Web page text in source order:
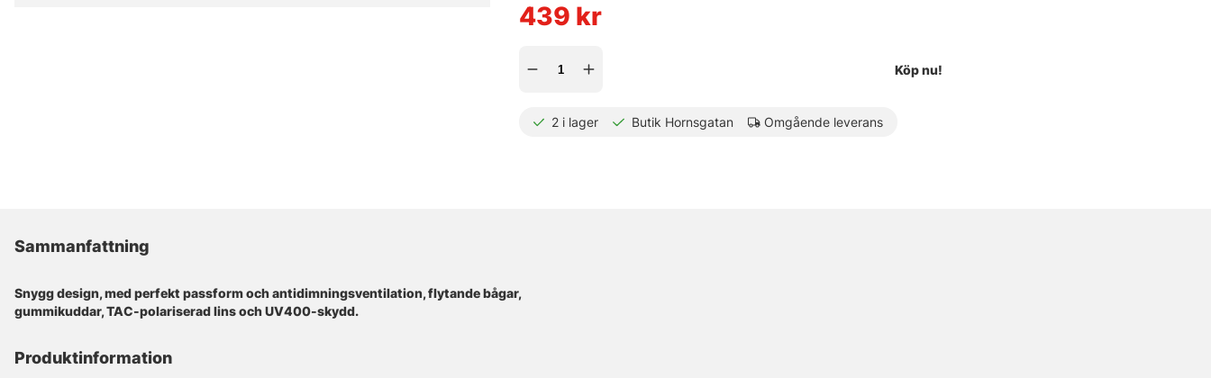
439 kr
Köp nu!
2 i lager Butik Hornsgatan Omgående leverans
Sammanfattning
Snygg design, med perfekt passform och antidimningsventilation, flytande bågar,
gummikuddar, TAC-polariserad lins och UV400-skydd.
Produktinformation